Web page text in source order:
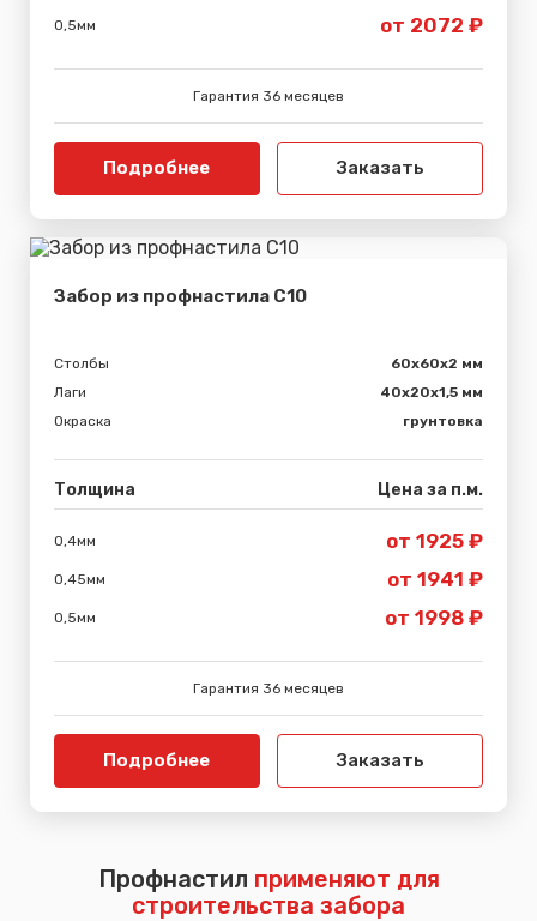
0,5мм от 2072 ₽
Гарантия 36 месяцев
Подробнее Заказать
Забор из профнастила С10
Столбы
60х60х2 мм
Лаги
40х20х1,5 мм
Окраска
грунтовка
Толщина Цена за п.м.
0,4мм от 1925 ₽
0,45мм от 1941 ₽
0,5мм от 1998 ₽
Гарантия 36 месяцев
Подробнее Заказать
Профнастил применяют для
строительства забора